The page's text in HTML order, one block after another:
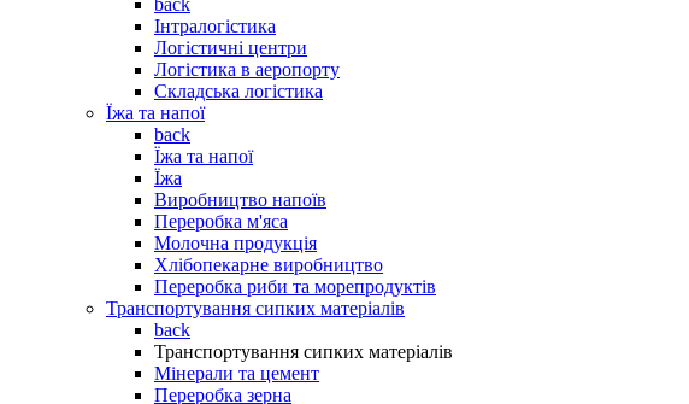
back
Інтралогістика
Логістичні центри
Логістика в аеропорту
Складська логістика
Їжа та напої
back
Їжа та напої
Їжа
Виробництво напоїв
Переробка м'яса
Молочна продукція
Хлібопекарне виробництво
Переробка риби та морепродуктів
Транспортування сипких матеріалів
back
Транспортування сипких матеріалів
Мінерали та цемент
Переробка зерна